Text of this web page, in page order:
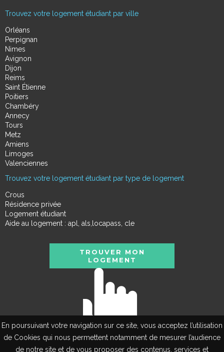
En poursuivant votre navigation sur ce site, vous acceptez l’utilisation
de Cookies qui nous permettent notamment de mesurer l’audience
de notre site et de vous proposer des contenus, services et
Trouvez votre logement étudiant par ville
Orléans
Perpignan
Nimes
Avignon
Dijon
Reims
Saint Étienne
Poitiers
Chambéry
Annecy
Tours
Metz
Amiens
Limoges
Valenciennes
Trouvez votre logement étudiant par type de logement
Crous
Résidence privée
Logement étudiant
Aide au logement : apl, als,locapass, cle
TROUVER MON
LOGEMENT